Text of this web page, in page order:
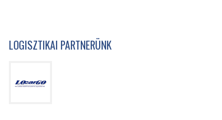
LOGISZTIKAI PARTNERÜNK